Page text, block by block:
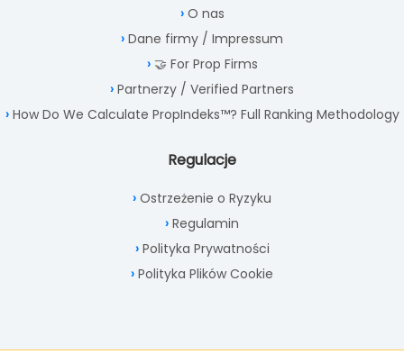
O nas
Dane firmy / Impressum
🤝 For Prop Firms
Partnerzy / Verified Partners
How Do We Calculate PropIndeks™? Full Ranking Methodology
Regulacje
Ostrzeżenie o Ryzyku
Regulamin
Polityka Prywatności
Polityka Plików Cookie